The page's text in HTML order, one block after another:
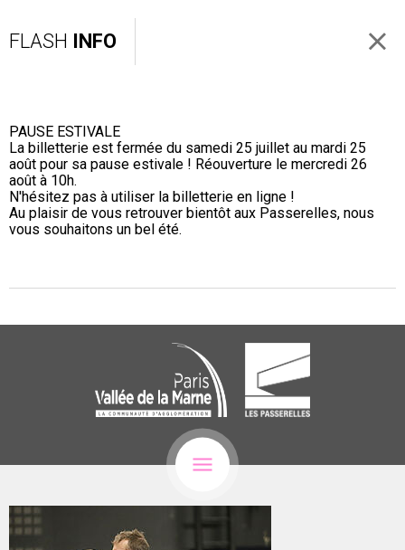
FLASH INFO
PAUSE ESTIVALE
La billetterie est fermée du samedi 25 juillet au mardi 25
août pour sa pause estivale ! Réouverture le mercredi 26
août à 10h.
N'hésitez pas à utiliser la billetterie en ligne !
Au plaisir de vous retrouver bientôt aux Passerelles, nous
vous souhaitons un bel été.